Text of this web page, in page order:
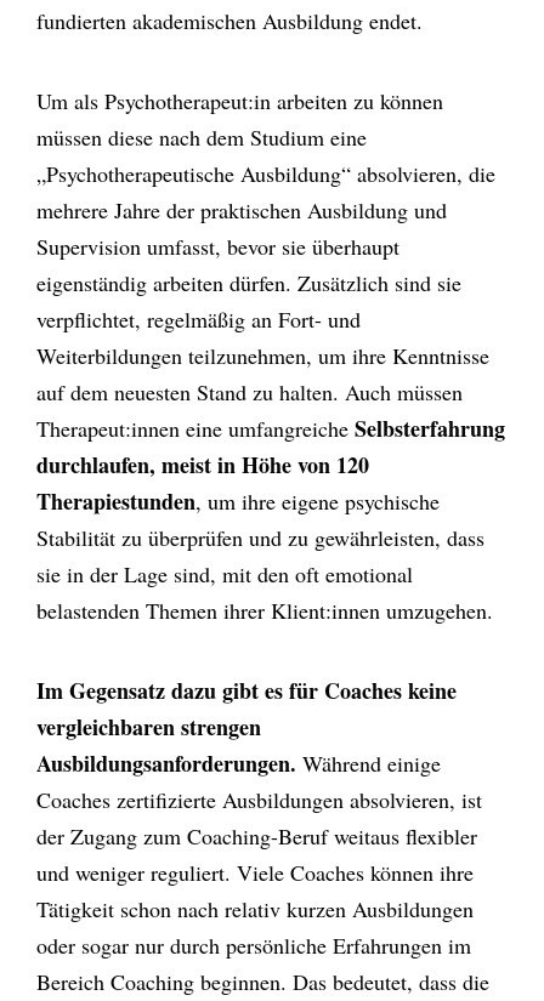
fundierten akademischen Ausbildung endet.
Um als Psychotherapeut:in arbeiten zu können
müssen diese nach dem Studium eine
„Psychotherapeutische Ausbildung“ absolvieren, die
mehrere Jahre der praktischen Ausbildung und
Supervision umfasst, bevor sie überhaupt
eigenständig arbeiten dürfen. Zusätzlich sind sie
verpflichtet, regelmäßig an Fort- und
Weiterbildungen teilzunehmen, um ihre Kenntnisse
auf dem neuesten Stand zu halten. Auch müssen
Therapeut:innen eine umfangreiche Selbsterfahrung
durchlaufen, meist in Höhe von 120
Therapiestunden, um ihre eigene psychische
Stabilität zu überprüfen und zu gewährleisten, dass
sie in der Lage sind, mit den oft emotional
belastenden Themen ihrer Klient:innen umzugehen.
Im Gegensatz dazu gibt es für Coaches keine
vergleichbaren strengen
Ausbildungsanforderungen. Während einige
Coaches zertifizierte Ausbildungen absolvieren, ist
der Zugang zum Coaching-Beruf weitaus flexibler
und weniger reguliert. Viele Coaches können ihre
Tätigkeit schon nach relativ kurzen Ausbildungen
oder sogar nur durch persönliche Erfahrungen im
Bereich Coaching beginnen. Das bedeutet, dass die